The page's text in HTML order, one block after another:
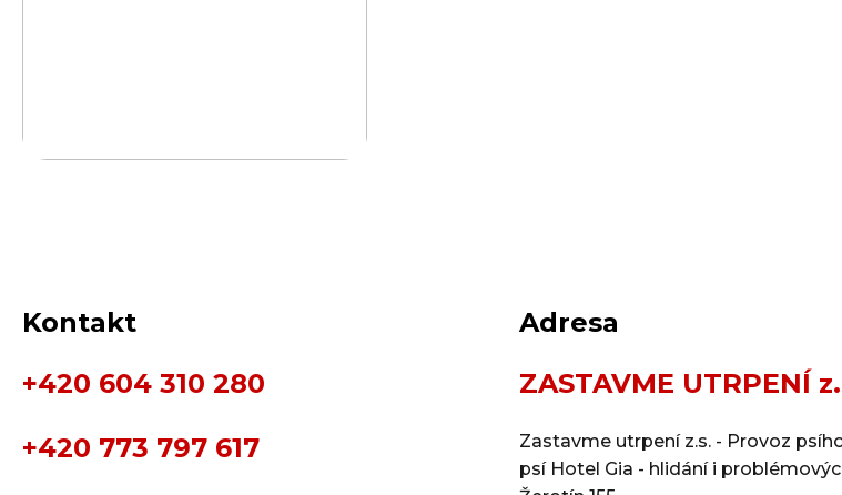
Kontakt
+420 604 310 280
+420 773 797 617
Adresa
ZASTAVME UTRPENÍ
Zastavme utrpení z.s. - Provoz
psí Hotel Gia - hlidání i